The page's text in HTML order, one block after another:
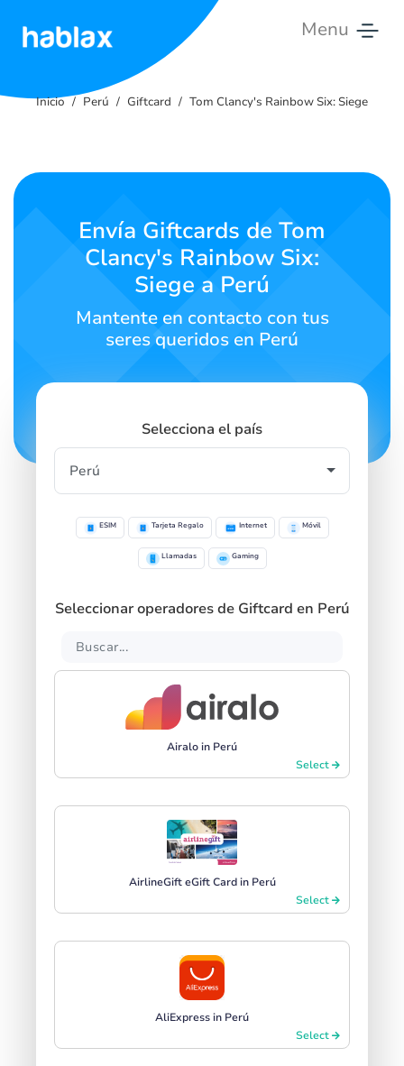
Menu
Tarifas
Contáctanos
SIGN UP
Inicio Perú Giftcard Tom Clancy's Rainbow Six: Siege
Envía Giftcards de Tom
Clancy's Rainbow Six:
Siege a Perú
Mantente en contacto con tus
seres queridos en Perú
Selecciona el país
ESIM Tarjeta Regalo Internet Móvil
Llamadas Gaming
Seleccionar operadores de Giftcard en Perú
Airalo in Perú
Select
AirlineGift eGift Card in Perú
Select
AliExpress in Perú
Select